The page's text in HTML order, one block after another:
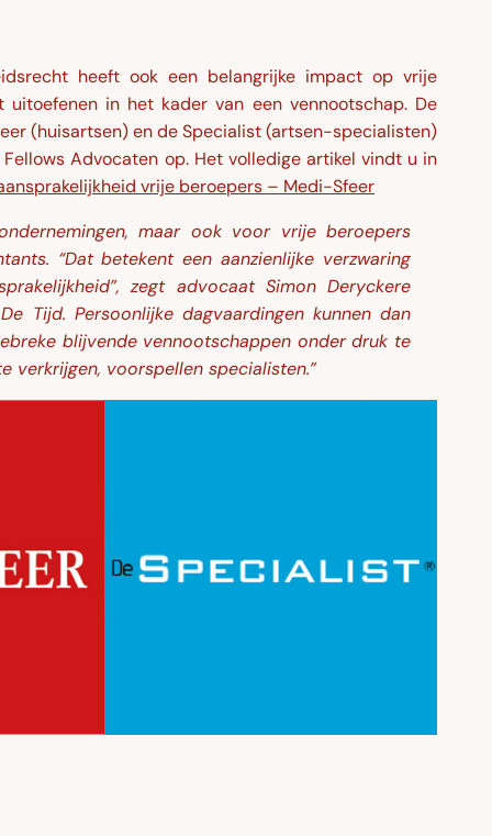
heeft ook een belangrijke impact op vrije
in het kader van een vennootschap. De
(huisartsen) en de Specialist (artsen-specialisten)
Advocaten op. Het volledige artikel vindt u in
vrije beroepers – Medi-Sfeer
maar ook voor vrije beroepers
“Dat betekent een aanzienlijke verzwaring
zegt advocaat Simon Deryckere
Tijd. Persoonlijke dagvaardingen kunnen dan
blijvende vennootschappen onder druk te
verkrijgen, voorspellen specialisten.”